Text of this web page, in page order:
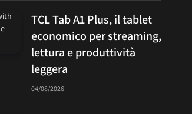
TCL Tab A1 Plus, il tablet
economico per streaming,
lettura e produttività
leggera
04/08/2026